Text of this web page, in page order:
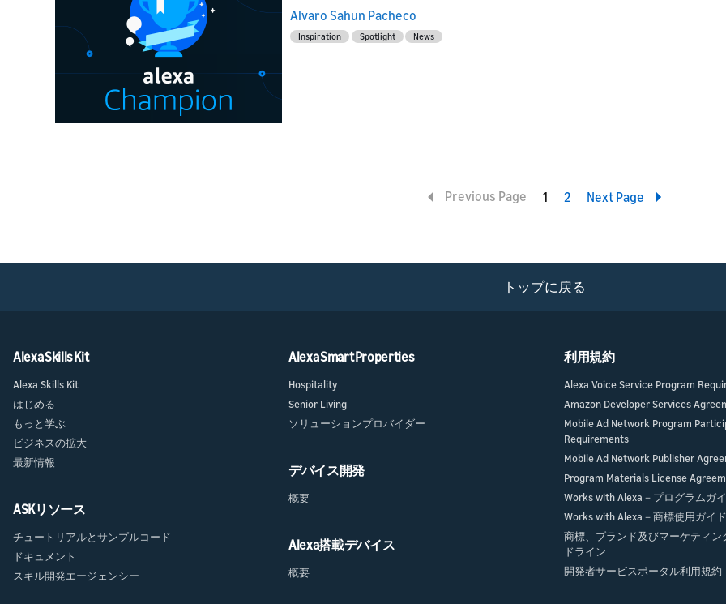
Alvaro Sahun Pacheco
Inspiration Spotlight News
Previous Page 1 2 Next Page
トップに戻る
Alexa Skills Kit
Alexa Skills Kit
はじめる
もっと学ぶ
ビジネスの拡大
最新情報
ASKリソース
チュートリアルとサンプルコード
ドキュメント
スキル開発エージェンシー
Alexa Smart Properties
Hospitality
Senior Living
ソリューションプロバイダー
デバイス開発
概要
Alexa搭載デバイス
概要
利用規約
Alexa Voice Service Program
Amazon Developer Services
Mobile Ad Network Program
Requirements
Mobile Ad Network Publisher
Program Materials License
Works with Alexa－プログラムガ
Works with Alexa－商標使用ガイ
商標、ブランド及びマーケティン
ドライン
開発者サービスポータル利用規約